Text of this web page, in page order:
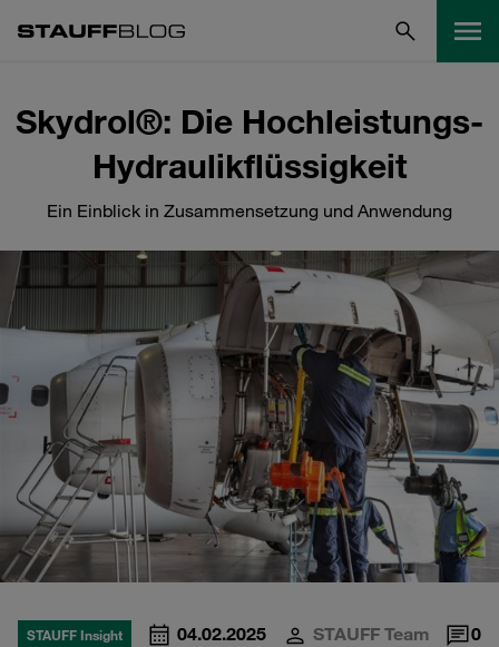
Skydrol®: Die Hochleistungs-
Hydraulikflüssigkeit
Ein Einblick in Zusammensetzung und Anwendung
STAUFF Insight 04.02.2025 STAUFF Team
0